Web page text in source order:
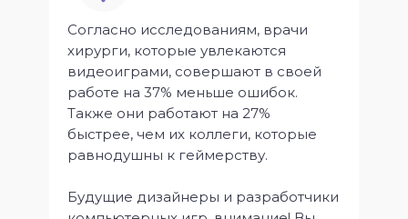
Согласно исследованиям, врачи
хирурги, которые увлекаются
видеоиграми, совершают в своей
работе на 37% меньше ошибок.
Также они работают на 27%
быстрее, чем их коллеги, которые
равнодушны к геймерству.
Будущие дизайнеры и разработчики